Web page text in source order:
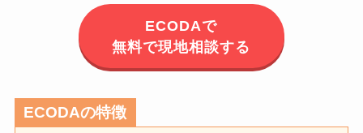
ECODAで
無料で現地相談する
ECODAの特徴